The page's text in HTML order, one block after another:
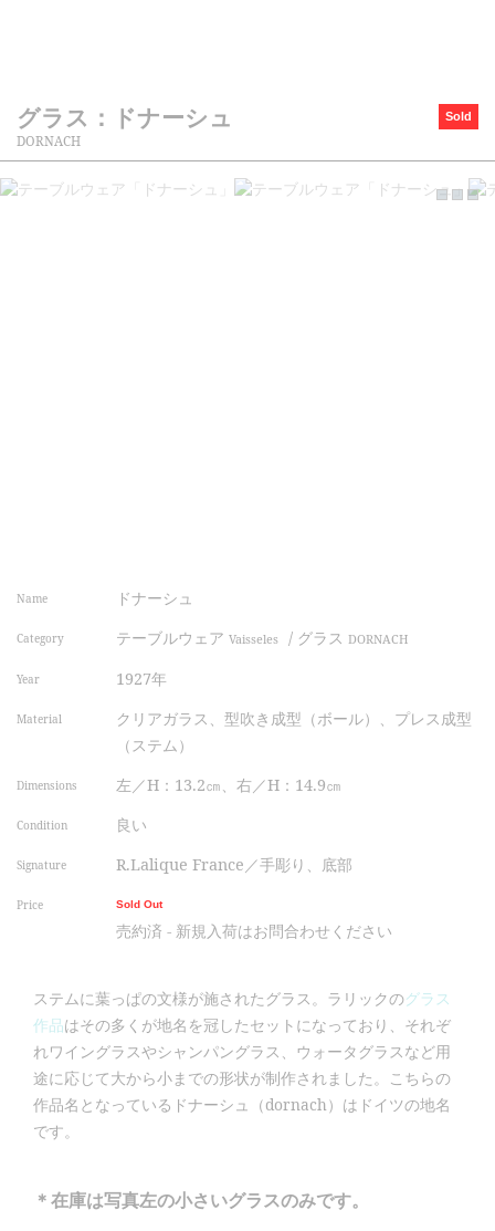
Sold
グラス：ドナーシュ
DORNACH
Name ドナーシュ
Category テーブルウェア Vaisseles / グラス DORNACH
Year 1927年
Material
クリアガラス、型吹き成型（ボール）、プレス成型
（ステム）
Dimensions 左／H：13.2㎝、右／H：14.9㎝
Condition 良い
Signature R.Lalique France／手彫り、底部
Price Sold Out
売約済 - 新規入荷はお問合わせください
ステムに葉っぱの文様が施されたグラス。ラリックのグラス
作品はその多くが地名を冠したセットになっており、それぞ
れワイングラスやシャンパングラス、ウォータグラスなど用
途に応じて大から小までの形状が制作されました。こちらの
作品名となっているドナーシュ（dornach）はドイツの地名
です。
＊在庫は写真左の小さいグラスのみです。